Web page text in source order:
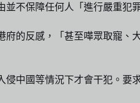
不保障任何人「進行嚴重犯
的反感，「甚至嘩眾取寵、
中國等情況下才會干犯。要